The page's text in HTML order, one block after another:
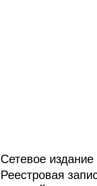
Сетевое
Реестровая